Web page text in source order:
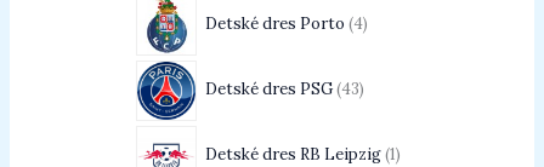
Detské dres Porto 4
Detské dres PSG 43
Detské dres RB Leipzig 1